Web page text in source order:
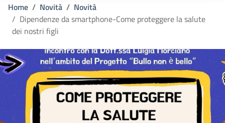
Home Novità
Novità
Dipendenze da smartphone-Come proteggere la salute
dei nostri figli